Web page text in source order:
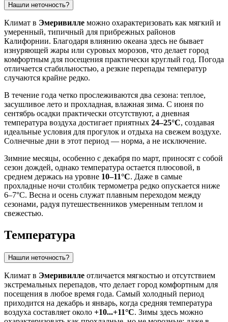
Нашли неточность?
Климат в Эмеривилле можно охарактеризовать как мягкий и
умеренный, типичный для прибрежных районов
Калифорнии. Благодаря влиянию океана здесь не бывает
изнуряющей жары или суровых морозов, что делает город
комфортным для посещения практически круглый год. Погода
отличается стабильностью, а резкие перепады температур
случаются крайне редко.
В течение года четко прослеживаются два сезона: теплое,
засушливое лето и прохладная, влажная зима. С июня по
сентябрь осадки практически отсутствуют, а дневная
температура воздуха достигает приятных 24–25°C, создавая
идеальные условия для прогулок и отдыха на свежем воздухе.
Солнечные дни в этот период — норма, а не исключение.
Зимние месяцы, особенно с декабря по март, приносят с собой
сезон дождей, однако температура остается плюсовой, в
среднем держась на уровне 10–11°C. Даже в самые
прохладные ночи столбик термометра редко опускается ниже
6–7°C. Весна и осень служат плавным переходом между
сезонами, радуя путешественников умеренным теплом и
свежестью.
Температура
Нашли неточность?
Климат в Эмеривилле отличается мягкостью и отсутствием
экстремальных перепадов, что делает город комфортным для
посещения в любое время года. Самый холодный период
приходится на декабрь и январь, когда средняя температура
воздуха составляет около +10...+11°C. Зимы здесь можно